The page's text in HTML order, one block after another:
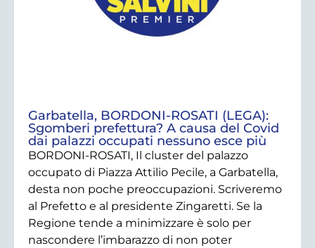
Garbatella, BORDONI-ROSATI (LEGA):
Sgomberi prefettura? A causa del Covid
dai palazzi occupati nessuno esce più
BORDONI-ROSATI, Il cluster del palazzo
occupato di Piazza Attilio Pecile, a Garbatella,
desta non poche preoccupazioni. Scriveremo
al Prefetto e al presidente Zingaretti. Se la
Regione tende a minimizzare è solo per
nascondere l’imbarazzo di non poter